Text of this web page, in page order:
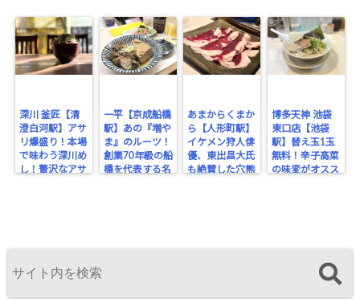
深川 釜匠【清
澄白河駅】アサ
リ爆盛り！本場
で味わう深川め
し！贅沢なアサ
一平【京成船橋
駅】あの『増や
ま』のルーツ！
創業70年級の船
橋を代表する名
あまからくまか
ら【人形町駅】
イケメン狩人俳
優、東出昌大氏
も絶賛した穴熊
博多天神 池袋
東口店【池袋
駅】替え玉1玉
無料！辛子高菜
の味変がオスス